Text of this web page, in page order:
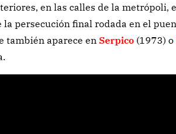
en las calles de la metrópoli,
la persecución final rodada en el
también aparece en Serpico (1973) o